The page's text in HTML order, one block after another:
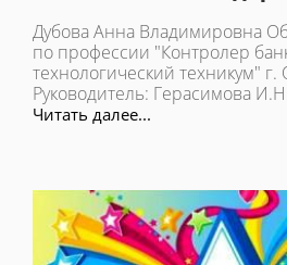
Дубова Анна Владимировна
по профессии "Контролер
технологический техникум" г.
Руководитель: Герасимова
Читать далее...